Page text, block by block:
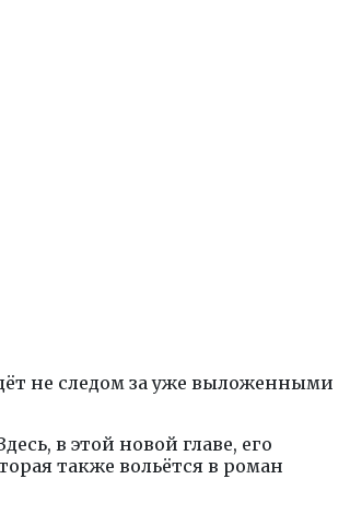
не следом за уже выложенными
в этой новой главе, его
также вольётся в роман